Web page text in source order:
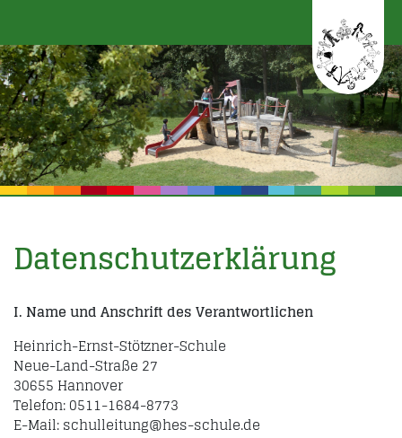
Datenschutzerklärung
I. Name und Anschrift des Verantwortlichen
Heinrich-Ernst-Stötzner-Schule
Neue-Land-Straße 27
30655 Hannover
Telefon: 0511-1684-8773
E-Mail: schulleitung@hes-schule.de